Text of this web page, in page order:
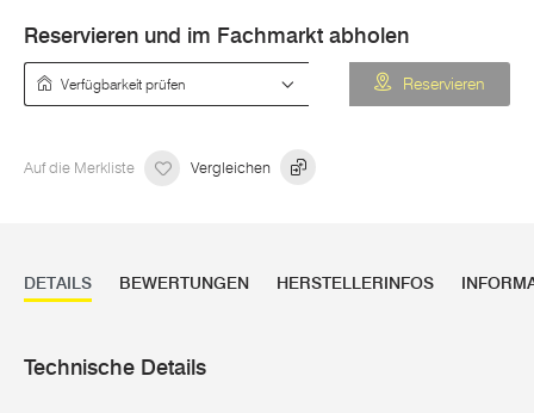
Reservieren und im Fachmarkt abholen
Reservieren
Auf die Merkliste Vergleichen
DETAILS BEWERTUNGEN HERSTELLERINFOS
Technische Details